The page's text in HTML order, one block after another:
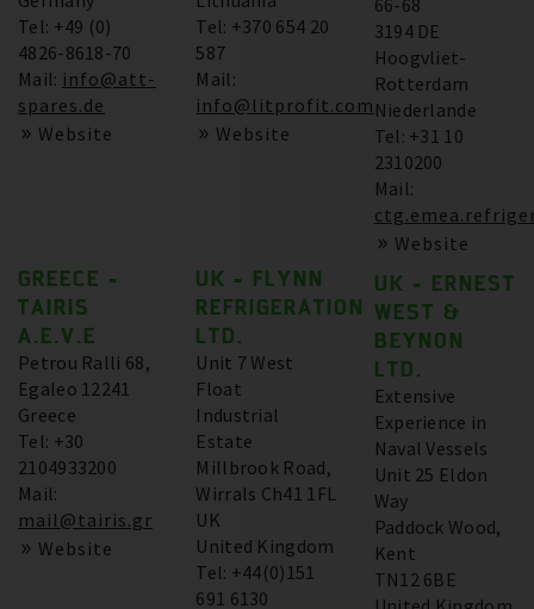
Tel: +49 (0)
4826-8618-70
Mail: info@att-
spares.de
Website
GREECE -
TAIRIS
A.E.V.E
Petrou Ralli 68,
Egaleo 12241
Greece
Tel: +30
2104933200
Mail:
mail@tairis.gr
Website
Tel: +370 654 20
587
Mail:
info@litprofit.com
Website
UK - FLYNN
REFRIGERATION
LTD.
Unit 7 West
Float
Industrial
Estate
Millbrook Road,
Wirrals Ch41 1FL
UK
United Kingdom
Tel: +44(0)151
691 6130
3194 DE
Hoogvliet-
Rotterdam
Niederlande
Tel: +31 10
2310200
Mail:
Website
UK - ERNEST
WEST &
BEYNON
LTD.
Extensive
Experience in
Naval Vessels
Unit 25 Eldon
Way
Paddock Wood,
Kent
TN12 6BE